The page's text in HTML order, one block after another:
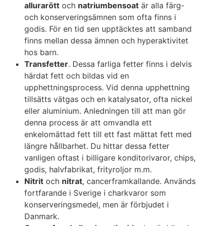
allurarött och natriumbensoat är alla färg-
och konserveringsämnen som ofta finns i
godis. För en tid sen upptäcktes att samband
finns mellan dessa ämnen och hyperaktivitet
hos barn.
Transfetter. Dessa farliga fetter finns i delvis
härdat fett och bildas vid en
upphettningsprocess. Vid denna upphettning
tillsätts vätgas och en katalysator, ofta nickel
eller aluminium. Anledningen till att man gör
denna process är att omvandla ett
enkelomättad fett till ett fast mättat fett med
längre hållbarhet. Du hittar dessa fetter
vanligen oftast i billigare konditorivaror, chips,
godis, halvfabrikat, frityroljor m.m.
Nitrit och nitrat, cancerframkallande. Används
fortfarande i Sverige i charkvaror som
konserveringsmedel, men är förbjudet i
Danmark.